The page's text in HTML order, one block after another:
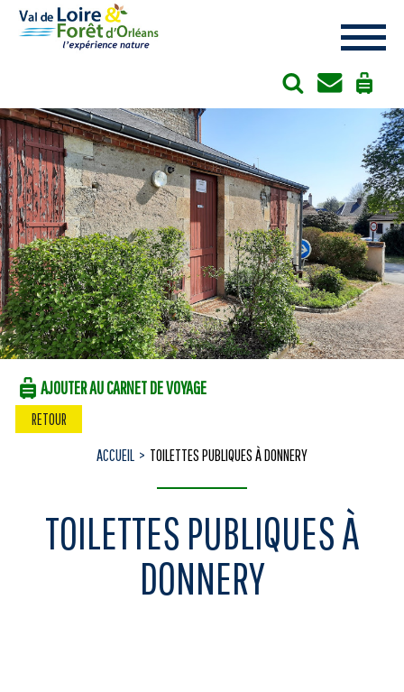
AJOUTER AU CARNET DE VOYAGE
RETOUR
ACCUEIL TOILETTES PUBLIQUES À DONNERY
TOILETTES PUBLIQUES À
DONNERY
Cookies management panel